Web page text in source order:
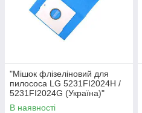
"Мішок флізеліновий для
пилососа LG 5231FI2024H /
5231FI2024G (Україна)"
В наявності